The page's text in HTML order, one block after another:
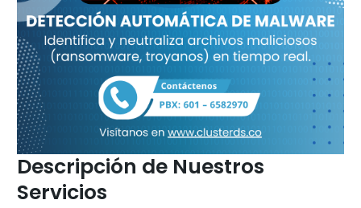
Descripción de Nuestros
Servicios